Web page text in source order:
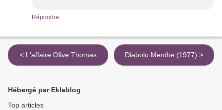
Répondre
< L'affaire Olive Thomas Diabolo Menthe (1977) >
Hébergé par Eklablog
Top articles